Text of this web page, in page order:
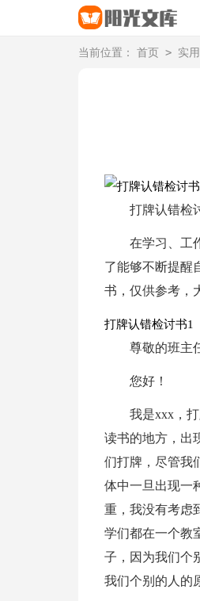
当前位置： 首页 > 实
打牌认错检
在学习、工
了能够不断提醒
书，仅供参考，
打牌认错检讨书1
尊敬的班主
您好！
我是xxx，
读书的地方，出
们打牌，尽管我
体中一旦出现一
重，我没有考虑
学们都在一个教
子，因为我们个
我们个别的人的